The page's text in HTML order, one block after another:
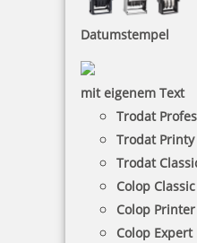
Datumstempel
mit eigenem Text
Trodat
Trodat
Trodat
Colop
Colop
Colop Expert
Zeilenzahl
Ausrichtung
Umrandung
Kissenfarbe